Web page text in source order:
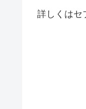
詳しくはセ